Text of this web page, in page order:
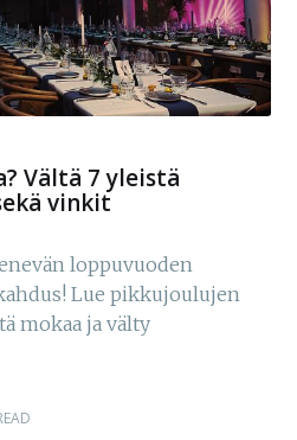
Vältä 7 yleistä
vinkit
loppuvuoden
Lue pikkujoulujen
mokaa ja välty